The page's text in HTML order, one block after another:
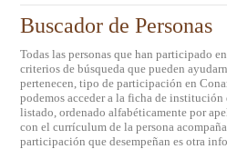
Buscador de Personas
Todas las personas que han participado
criterios de búsqueda que pueden
pertenecen, tipo de participación en
podemos acceder a la ficha de
listado, ordenado alfabéticamente por
con el currículum de la persona
participación que desempeñan es otra